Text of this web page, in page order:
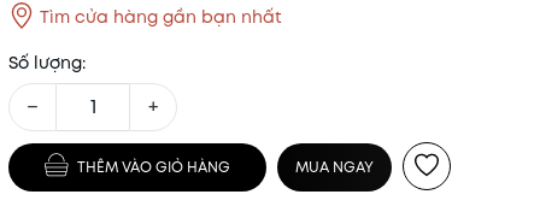
Tìm cửa hàng gần bạn nhất
Số lượng:
− +
THÊM VÀO GIỎ HÀNG MUA NGAY